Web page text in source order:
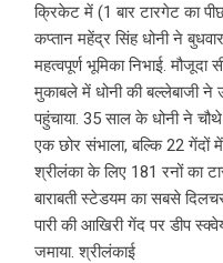
क्रिकेट में (1 बार टारगेट का
कप्तान महेंद्र सिंह धोनी ने
महत्वपूर्ण भूमिका निभाई.
मुकाबले में धोनी की बल्लेबाजी ने
पहुंचाया. 35 साल के धोनी ने
एक छोर संभाला, बल्कि 22 गेंदों
श्रीलंका के लिए 181 रनों का
बाराबती स्टेडयम का सबसे
पारी की आखिरी गेंद पर डीप
जमाया. श्रीलंकाई